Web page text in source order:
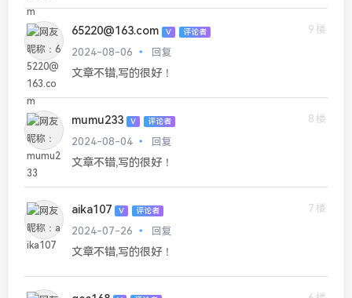
65220@163.com V 评论者
9楼
2024-08-06
回复
文章不错,写的很好！
mumu233 V 评论者
8楼
2024-08-04
回复
文章不错,写的很好！
aika107 V 评论者
7楼
2024-07-26
回复
文章不错,写的很好！